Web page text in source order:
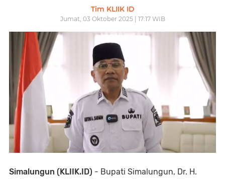
Tim KLIIK ID
Jumat, 03 Oktober 2025 | 17:17 WIB
Simalungun (KLIIK.ID) - Bupati Simalungun, Dr. H.